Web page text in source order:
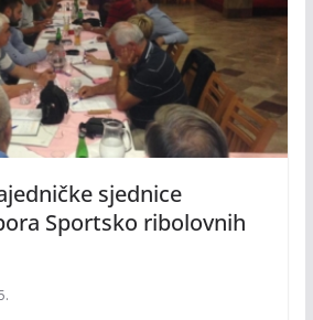
sjednice
Sportsko ribolovnih